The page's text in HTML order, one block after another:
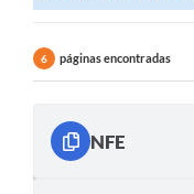
6 páginas encontradas
NFE